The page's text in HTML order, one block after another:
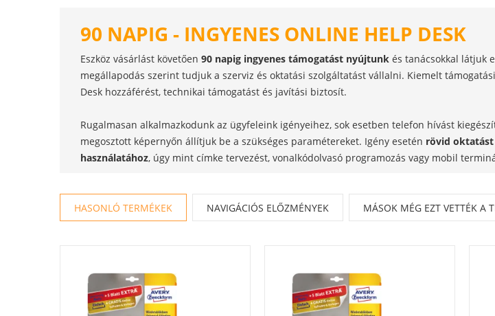
90 NAPIG - INGYENES ONLINE HELP DESK
Eszköz vásárlást követően 90 napig ingyenes támogatást nyújtunk és tanácsokkal látjuk
megállapodás szerint tudjuk a szerviz és oktatási szolgáltatást vállalni. Kiemelt
Desk hozzáférést, technikai támogatást és javítási biztosít.
Rugalmasan alkalmazkodunk az ügyfeleink igényeihez, sok esetben telefon hívást
megosztott képernyőn állítjuk be a szükséges paramétereket. Igény esetén rövid
használatához, úgy mint címke tervezést, vonalkódolvasó programozás vagy mobil
HASONLÓ TERMÉKEK NAVIGÁCIÓS ELŐZMÉNYEK MÁSOK MÉG EZT VETTÉK A